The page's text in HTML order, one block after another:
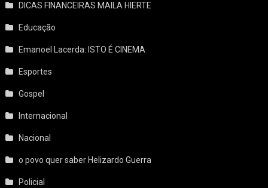
DICAS FINANCEIRAS MAILA HIERTE
Educação
Emanoel Lacerda: ISTO É CINEMA
Esportes
Gospel
Internacional
Nacional
o povo quer saber Helizardo Guerra
Policial